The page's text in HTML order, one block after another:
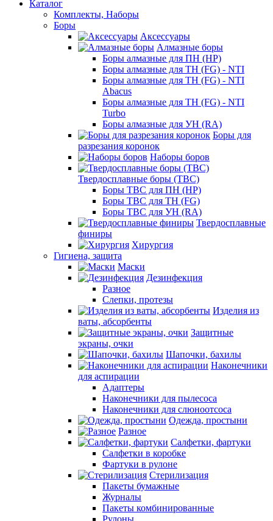
Каталог
Комплекты, Наборы
Боры
Аксессуары
Алмазные боры
Боры алмазные для ПН (HP)
Боры алмазные для ТН (FG) - NTI
Боры алмазные для ТН (FG) - NTI
Abacus
Боры алмазные для ТН (FG) - NTI
Turbo
Боры алмазные для УН (RA)
Боры для
разрезания коронок
Наборы боров
Твердосплавные боры (ТВС)
Боры ТВС для ПН (HP)
Боры ТВС для ТН (FG)
Боры ТВС для УН (RA)
Твердосплавные
финиры
Хирургия
Гигиена, защита
Маски
Дезинфекция
Разное
Слепки, протезы
Изделия из
ваты, абсорбенты
Защитные
экраны, очки
Шапочки, бахилы
Наконечники
для аспирации
Адаптеры
Наконечники для пылесоса
Наконечники для слюноотсоса
Одежда, простыни
Разное
Салфетки, фартуки
Салфетки в коробке
Фартуки в рулоне
Стерилизация
Пакеты бумажные
Журналы
Пакеты комбинированные
Рулоны